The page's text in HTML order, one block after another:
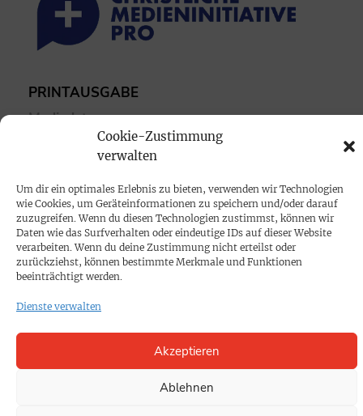
Cookie-Zustimmung
verwalten
Um dir ein optimales Erlebnis zu bieten, verwenden wir Technologien
wie Cookies, um Geräteinformationen zu speichern und/oder darauf
zuzugreifen. Wenn du diesen Technologien zustimmst, können wir
Daten wie das Surfverhalten oder eindeutige IDs auf dieser Website
verarbeiten. Wenn du deine Zustimmung nicht erteilst oder
zurückziehst, können bestimmte Merkmale und Funktionen
beeinträchtigt werden.
Dienste verwalten
Akzeptieren
Ablehnen
PRINTAUSGABE
Mediadaten
PROKOMPAKT
Impressum
SPENDEN
Datenschutz
KONTAKT
Cookie-Richtlinie